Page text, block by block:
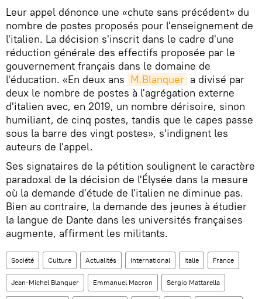
Leur appel dénonce une «chute sans précédent» du
nombre de postes proposés pour l'enseignement de
l'italien. La décision s'inscrit dans le cadre d'une
réduction générale des effectifs proposée par le
gouvernement français dans le domaine de
l'éducation. «En deux ans M.Blanquer a divisé par
deux le nombre de postes à l'agrégation externe
d'italien avec, en 2019, un nombre dérisoire, sinon
humiliant, de cinq postes, tandis que le capes passe
sous la barre des vingt postes», s'indignent les
auteurs de l'appel.
Ses signataires de la pétition soulignent le caractère
paradoxal de la décision de l'Élysée dans la mesure
où la demande d'étude de l'italien ne diminue pas.
Bien au contraire, la demande des jeunes à étudier
la langue de Dante dans les universités françaises
augmente, affirment les militants.
Société Culture Actualités International Italie France
Jean-Michel Blanquer Emmanuel Macron Sergio Mattarella